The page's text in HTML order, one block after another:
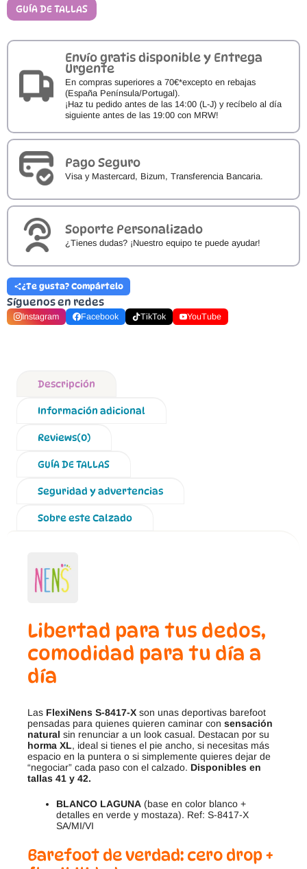
GUÍA DE TALLAS
Envío gratis disponible y Entrega
Urgente
En compras superiores a 70€*excepto en rebajas
(España Península/Portugal).
¡Haz tu pedido antes de las 14:00 (L-J) y recíbelo al día
siguiente antes de las 19:00 con MRW!
Pago Seguro
Visa y Mastercard, Bizum, Transferencia Bancaria.
Soporte Personalizado
¿Tienes dudas? ¡Nuestro equipo te puede ayudar!
¿Te gusta? Compártelo
Síguenos en redes
Instagram Facebook TikTok YouTube
Descripción
Información adicional
Reviews(0)
GUÍA DE TALLAS
Seguridad y advertencias
Sobre este Calzado
Libertad para tus dedos,
comodidad para tu día a
día
Las FlexiNens S-8417-X son unas deportivas barefoot
pensadas para quienes quieren caminar con sensación
natural sin renunciar a un look casual. Destacan por su
horma XL, ideal si tienes el pie ancho, si necesitas más
espacio en la puntera o si simplemente quieres dejar de
“negociar” cada paso con el calzado. Disponibles en
tallas 41 y 42.
BLANCO LAGUNA (base en color blanco +
detalles en verde y mostaza). Ref: S-8417-X
SA/MI/VI
Barefoot de verdad: cero drop +